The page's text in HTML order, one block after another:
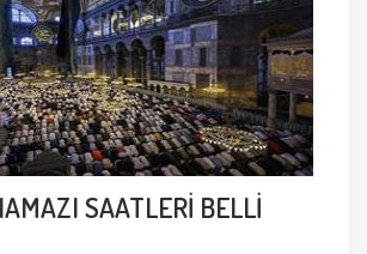
SAATLERİ BELLİ